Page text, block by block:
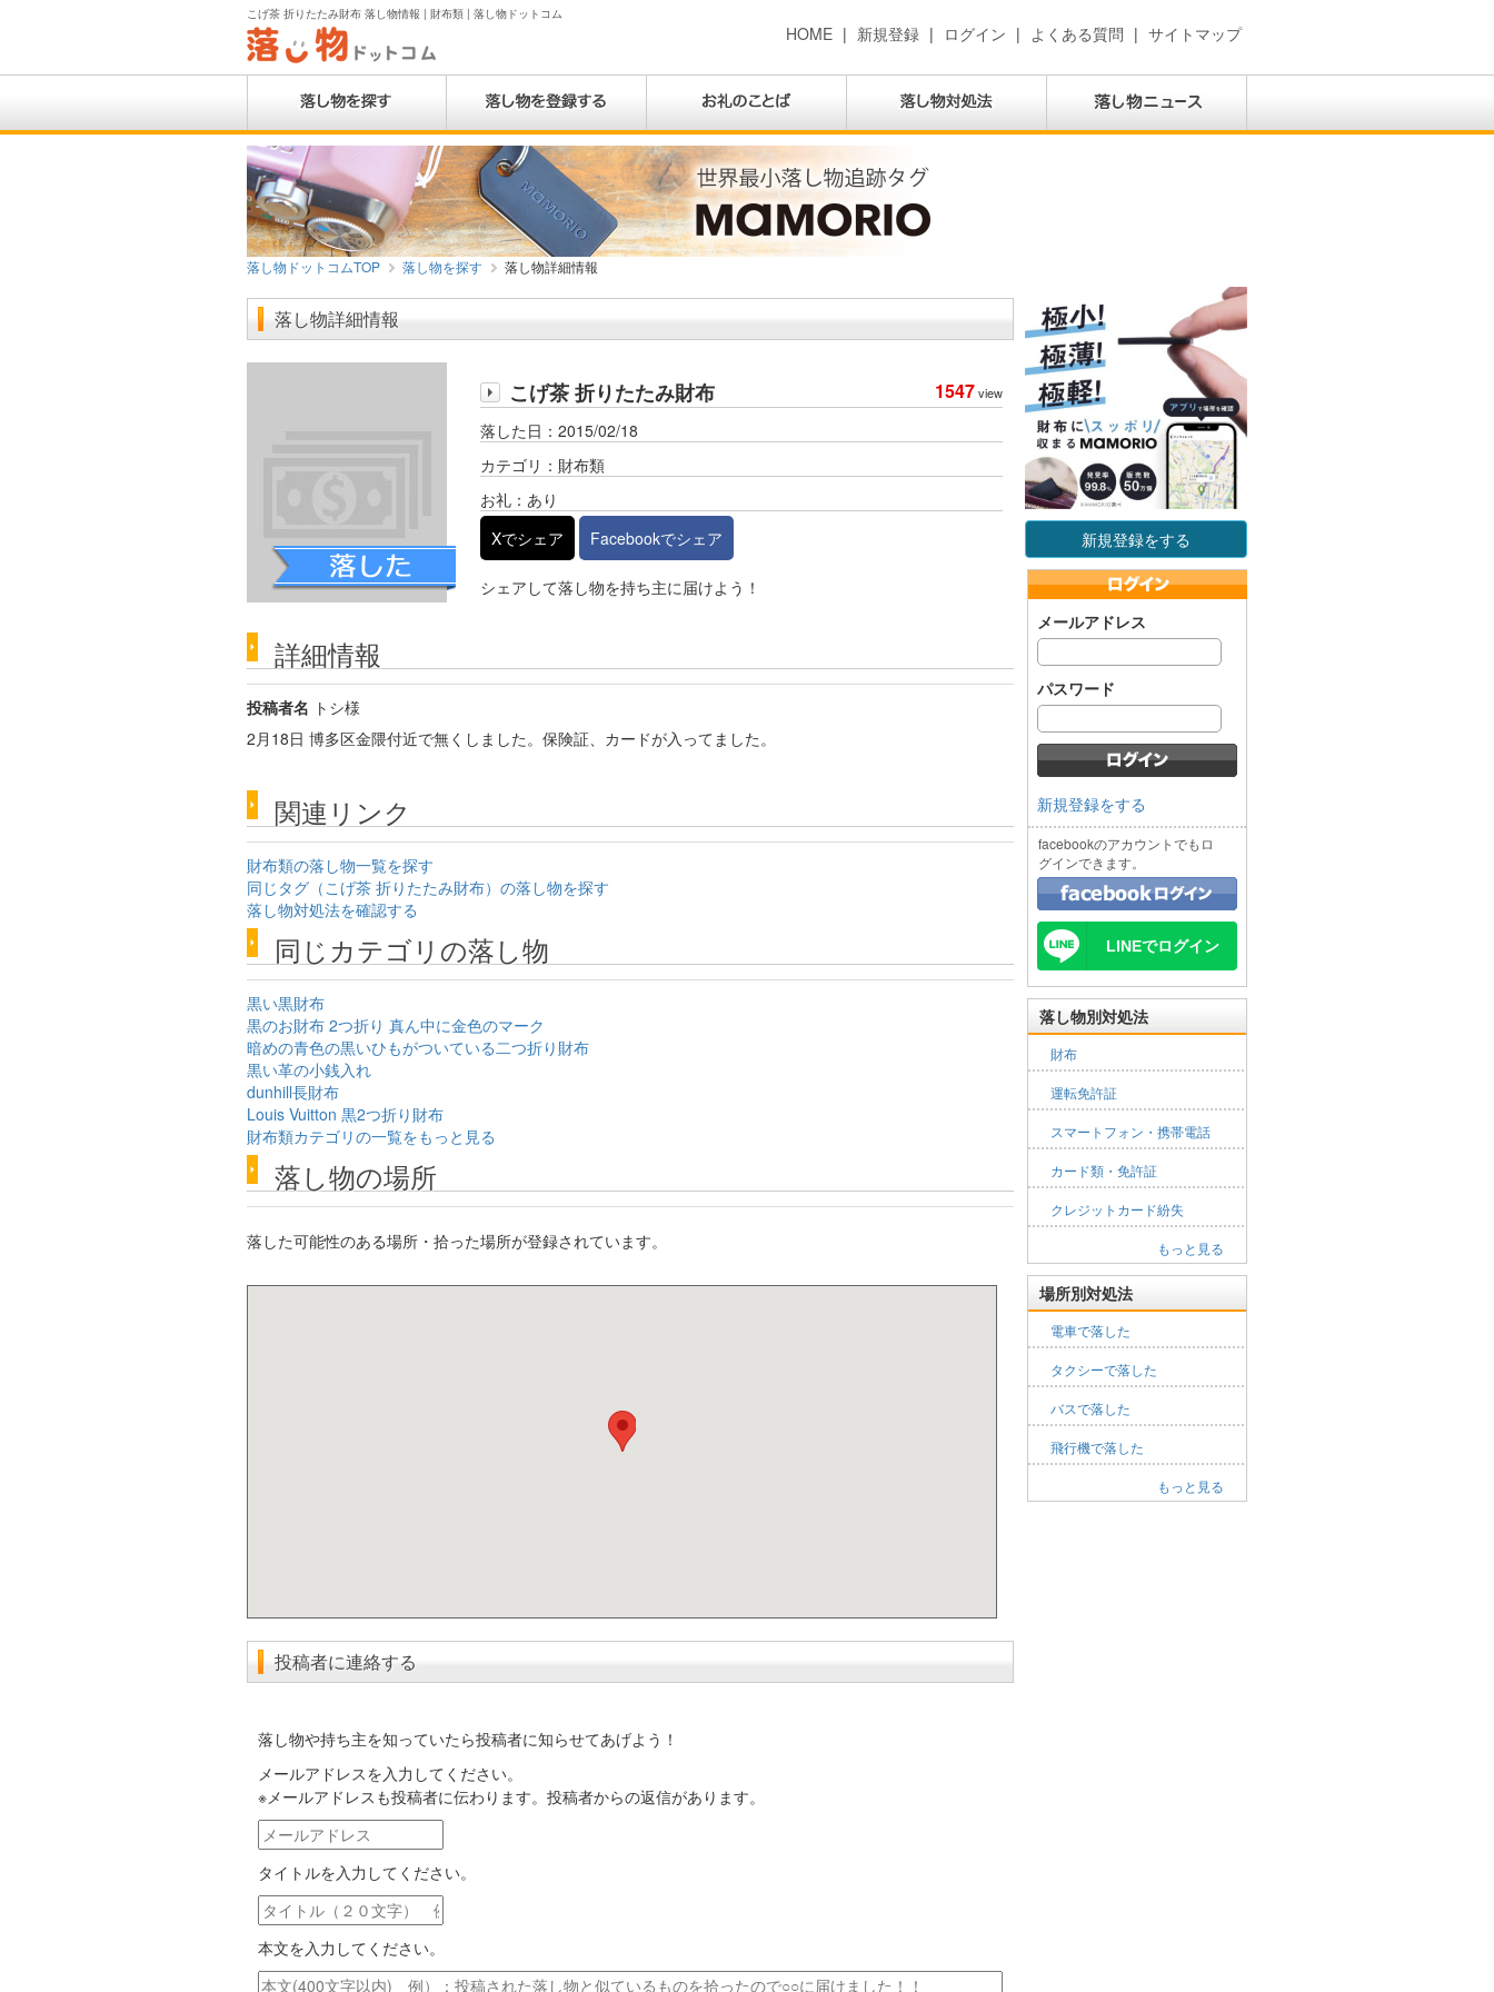
こげ茶 折りたたみ財布 落し物情報 | 財布類 | 落し物ドットコム
HOME | 新規登録 | ログイン | よくある質問 | サイトマップ
落し物ドットコムTOP 落し物を探す 落し物詳細情報
新規登録をする
メールアドレス
パスワード
新規登録をする
facebookのアカウントでもロ
グインできます。
LINEでログイン
落し物別対処法
財布
運転免許証
スマートフォン・携帯電話
カード類・免許証
クレジットカード紛失
もっと見る
場所別対処法
電車で落した
タクシーで落した
バスで落した
飛行機で落した
もっと見る
落し物詳細情報
1547view
こげ茶 折りたたみ財布
落した日：2015/02/18
カテゴリ：財布類
お礼：あり
Xでシェア
Facebookでシェア
シェアして落し物を持ち主に届けよう！
詳細情報
投稿者名 トシ様
2月18日 博多区金隈付近で無くしました。保険証、カードが入ってました。
関連リンク
財布類の落し物一覧を探す
同じタグ（こげ茶 折りたたみ財布）の落し物を探す
落し物対処法を確認する
同じカテゴリの落し物
黒い黒財布
黒のお財布 2つ折り 真ん中に金色のマーク
暗めの青色の黒いひもがついている二つ折り財布
黒い革の小銭入れ
dunhill長財布
Louis Vuitton 黒2つ折り財布
財布類カテゴリの一覧をもっと見る
落し物の場所
落した可能性のある場所・拾った場所が登録されています。
投稿者に連絡する
落し物や持ち主を知っていたら投稿者に知らせてあげよう！
メールアドレスを入力してください。
※メールアドレスも投稿者に伝わります。投稿者からの返信があります。
メ
ー
ル
ア
ド
レ
ス
タイトルを入力してください。
タ
イ
ト
ル
本文を入力してください。
本